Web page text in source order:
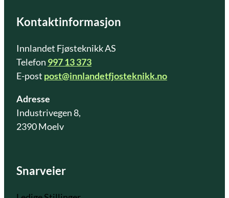
Kontaktinformasjon
Innlandet Fjøsteknikk AS
Telefon 997 13 373
E-post post@innlandetfjosteknikk.no
Adresse
Industrivegen 8,
2390 Moelv
Snarveier